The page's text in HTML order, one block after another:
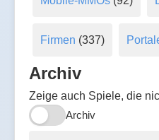
Firmen (337)
Archiv
Zeige auch Spiele, die
Archiv